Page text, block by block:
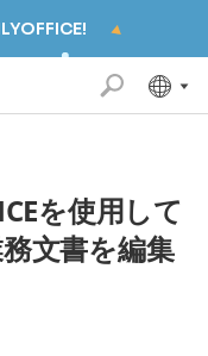
を使用して
文書を編集